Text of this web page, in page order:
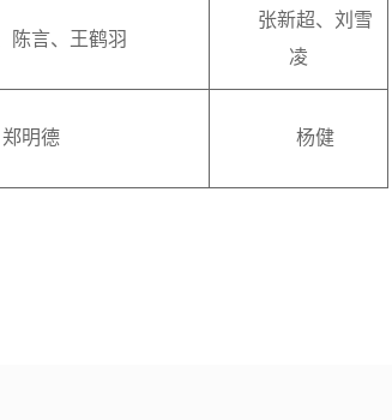
陈言、 王鹤羽
张新超、刘雪
凌
郑明德 杨健